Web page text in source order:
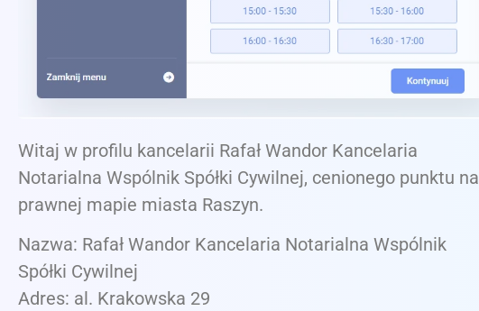
Witaj w profilu kancelarii Rafał Wandor Kancelaria
Notarialna Wspólnik Spółki Cywilnej, cenionego punktu na
prawnej mapie miasta Raszyn.
Nazwa: Rafał Wandor Kancelaria Notarialna Wspólnik
Spółki Cywilnej
Adres: al. Krakowska 29